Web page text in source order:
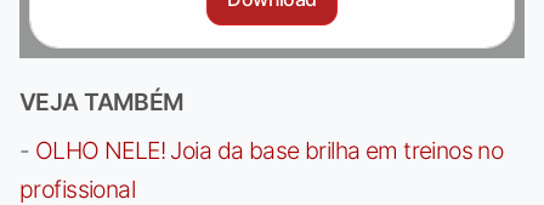
VEJA TAMBÉM
- OLHO NELE! Joia da base brilha em treinos no
profissional